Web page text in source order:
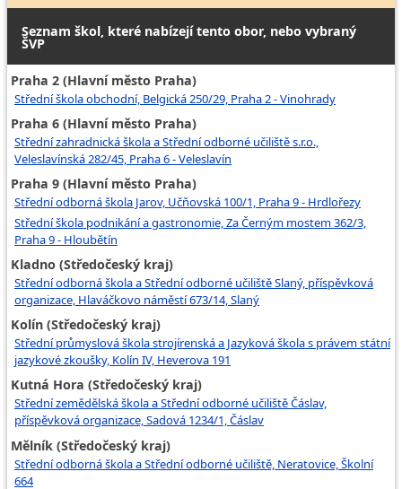
Seznam škol, které nabízejí tento obor, nebo vybraný
ŠVP
Praha 2 (Hlavní město Praha)
Střední škola obchodní, Belgická 250/29, Praha 2 - Vinohrady
Praha 6 (Hlavní město Praha)
Střední zahradnická škola a Střední odborné učiliště s.r.o.,
Veleslavínská 282/45, Praha 6 - Veleslavín
Praha 9 (Hlavní město Praha)
Střední odborná škola Jarov, Učňovská 100/1, Praha 9 - Hrdlořezy
Střední škola podnikání a gastronomie, Za Černým mostem 362/3,
Praha 9 - Hloubětín
Kladno (Středočeský kraj)
Střední odborná škola a Střední odborné učiliště Slaný, příspěvková
organizace, Hlaváčkovo náměstí 673/14, Slaný
Kolín (Středočeský kraj)
Střední průmyslová škola strojírenská a Jazyková škola s právem státní
jazykové zkoušky, Kolín IV, Heverova 191
Kutná Hora (Středočeský kraj)
Střední zemědělská škola a Střední odborné učiliště Čáslav,
příspěvková organizace, Sadová 1234/1, Čáslav
Mělník (Středočeský kraj)
Střední odborná škola a Střední odborné učiliště, Neratovice, Školní
664